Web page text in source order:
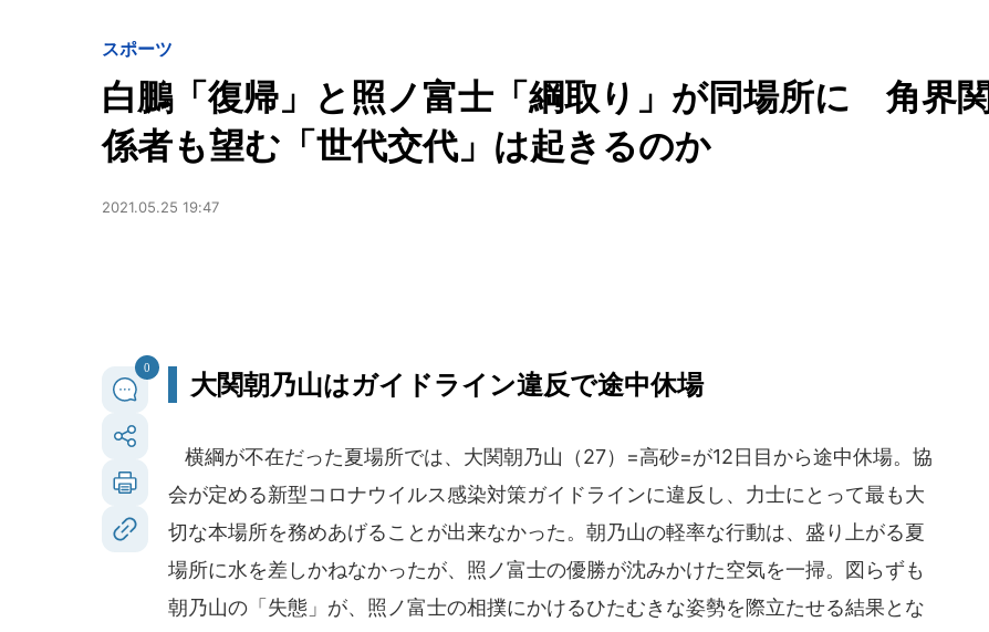
スポーツ
白鵬「復帰」と照ノ富士「綱取り」が同場所に 角界関
係者も望む「世代交代」は起きるのか
2021.05.25 19:47
0
大関朝乃山はガイドライン違反で途中休場
横綱が不在だった夏場所では、大関朝乃山（27）=高砂=が12日目から途中休場。協
会が定める新型コロナウイルス感染対策ガイドラインに違反し、力士にとって最も大
切な本場所を務めあげることが出来なかった。朝乃山の軽率な行動は、盛り上がる夏
場所に水を差しかねなかったが、照ノ富士の優勝が沈みかけた空気を一掃。図らずも
朝乃山の「失態」が、照ノ富士の相撲にかけるひたむきな姿勢を際立たせる結果とな